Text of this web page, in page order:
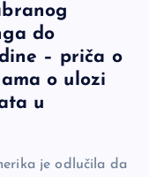
do
– priča o
o ulozi
u
je odlučila da